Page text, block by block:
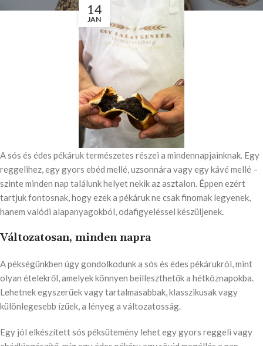
14
JAN
A sós és édes pékáruk természetes részei a mindennapjainknak. Egy
reggelihez, egy gyors ebéd mellé, uzsonnára vagy egy kávé mellé –
szinte minden nap találunk helyet nekik az asztalon. Éppen ezért
tartjuk fontosnak, hogy ezek a pékáruk ne csak finomak legyenek,
hanem valódi alapanyagokból, odafigyeléssel készüljenek.
Változatosan, minden napra
A pékségünkben úgy gondolkodunk a sós és édes pékárukról, mint
olyan ételekről, amelyek könnyen beilleszthetők a hétköznapokba.
Lehetnek egyszerűek vagy tartalmasabbak, klasszikusak vagy
különlegesebb ízűek, a lényeg a változatosság.
Egy jól elkészített sós péksütemény lehet egy gyors reggeli vagy